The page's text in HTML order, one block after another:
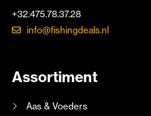
+32.475.78.37.28
info@fishingdeals.nl
Assortiment
Aas & Voeders